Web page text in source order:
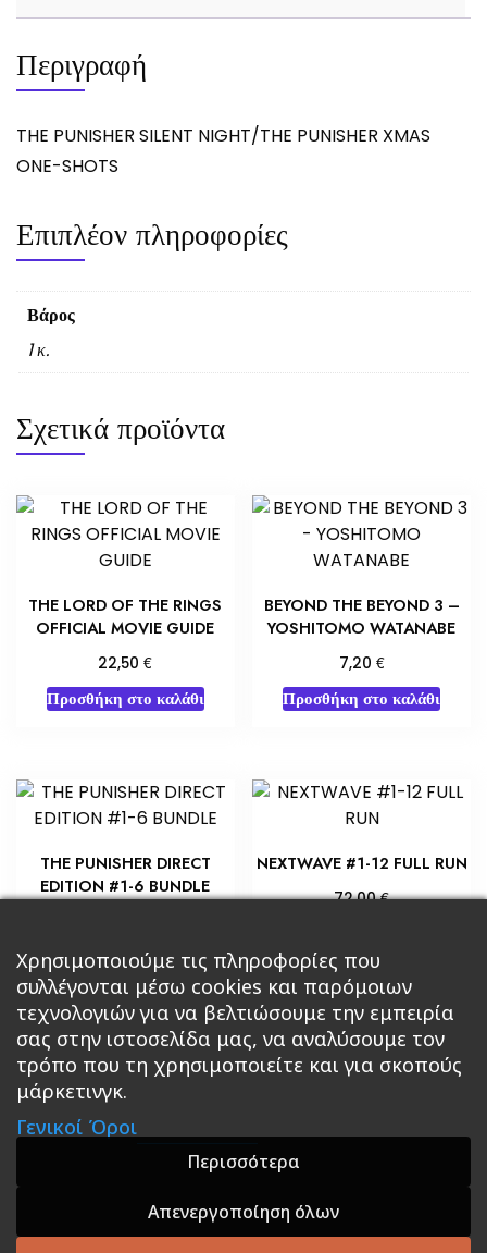
Περιγραφή
THE PUNISHER SILENT NIGHT/THE PUNISHER XMAS
ONE-SHOTS
Επιπλέον πληροφορίες
Βάρος
1 κ.
Σχετικά προϊόντα
THE LORD OF THE RINGS
OFFICIAL MOVIE GUIDE
22,50€
Προσθήκη στο καλάθι
BEYOND THE BEYOND 3 –
YOSHITOMO WATANABE
7,20 €
Προσθήκη στο καλάθι
THE PUNISHER DIRECT
EDITION #1-6 BUNDLE
Προσθήκη στο καλάθι
NEXTWAVE #1-12 FULL RUN
72,00€
Κεντρική Βιβλία
Roleplaying Games Ψυχαγωγία Εκδόσεις Βάρδος
Σε Προσφορά
A theme by GradientThemes - A theme by Gradient
Themes
Χρησιμοποιούμε τις πληροφορίες που
συλλέγονται μέσω cookies και παρόμοιων
τεχνολογιών για να βελτιώσουμε την εμπειρία
σας στην ιστοσελίδα μας, να αναλύσουμε τον
τρόπο που τη χρησιμοποιείτε και για σκοπούς
μάρκετινγκ.
Γενικοί Όροι
Περισσότερα
Απενεργοποίηση όλων